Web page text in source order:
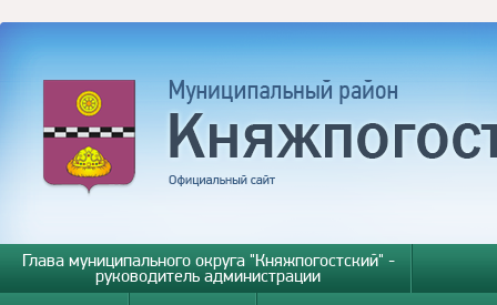
Глава муниципального округа "Княжпогостский" -
руководитель администрации